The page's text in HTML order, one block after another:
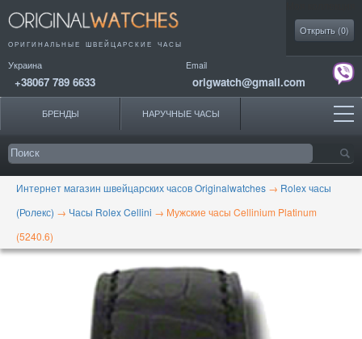
ОРИГИНАЛЬНЫЕ ШВЕЙЦАРСКИЕ ЧАСЫ
Украина
+38067 789 6633
Email
origwatch@gmail.com
Открыть (0)
БРЕНДЫ НАРУЧНЫЕ ЧАСЫ
Интернет магазин швейцарских часов Originalwatches → Rolex часы
(Ролекс) → Часы Rolex Cellini → Мужские часы Cellinium Platinum
(5240.6)